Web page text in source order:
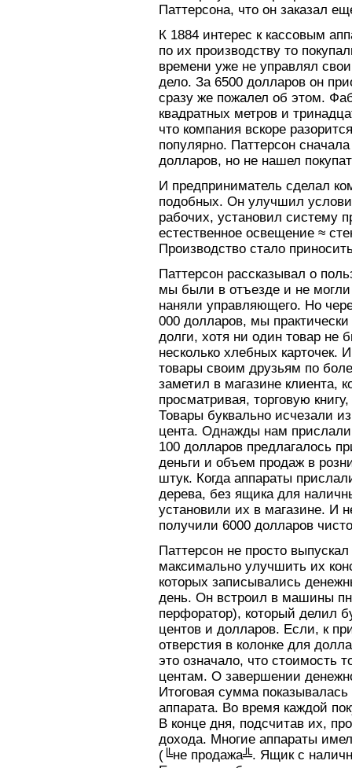
Паттерсона, что он заказал
К 1884 интерес к кассовым
по их производству то
времени уже не управлял
дело. За 6500 долларов он
сразу же пожалел об этом.
квадратных метров и
что компания вскоре
популярно. Паттерсон
долларов, но не нашел
И предприниматель сделал
подобных. Он улучшил
рабочих, установил систему
естественное освещение ≈
Производство стало
Паттерсон рассказывал о
мы были в отъезде и не
наняли управляющего. Но
000 долларов, мы
долги, хотя ни один товар
несколько хлебных карточек.
товары своим друзьям по
заметил в магазине клиента,
просматривая, торговую
Товары буквально исчезали
цента. Однажды нам
100 долларов предлагалось
деньги и объем продаж в
штук. Когда аппараты
дерева, без ящика для
установили их в магазине. И
получили 6000 долларов
Паттерсон не просто
максимально улучшить их
которых записывались
день. Он встроил в машины
перфоратор), который делил
центов и долларов. Если, к
отверстия в колонке для
это означало, что стоимость
центам. О завершении
Итоговая сумма
аппарата. Во время каждой
В конце дня, подсчитав их,
дохода. Многие аппараты
(╚не продажа╩. Ящик с